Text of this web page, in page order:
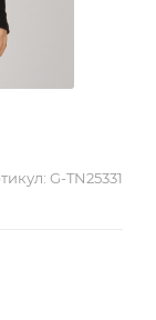
G-TN25331